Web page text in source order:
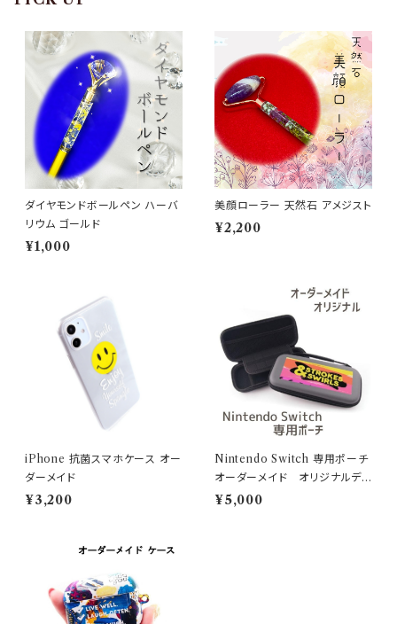
ダイヤモンドボールペン ハーバ
リウム ゴールド
¥1,000
美顔ローラー 天然石 アメジスト
¥2,200
iPhone 抗菌スマホケース オー
ダーメイド
¥3,200
Nintendo Switch 専用ポーチ
オーダーメイド オリジナルデ
ザイン
¥5,000